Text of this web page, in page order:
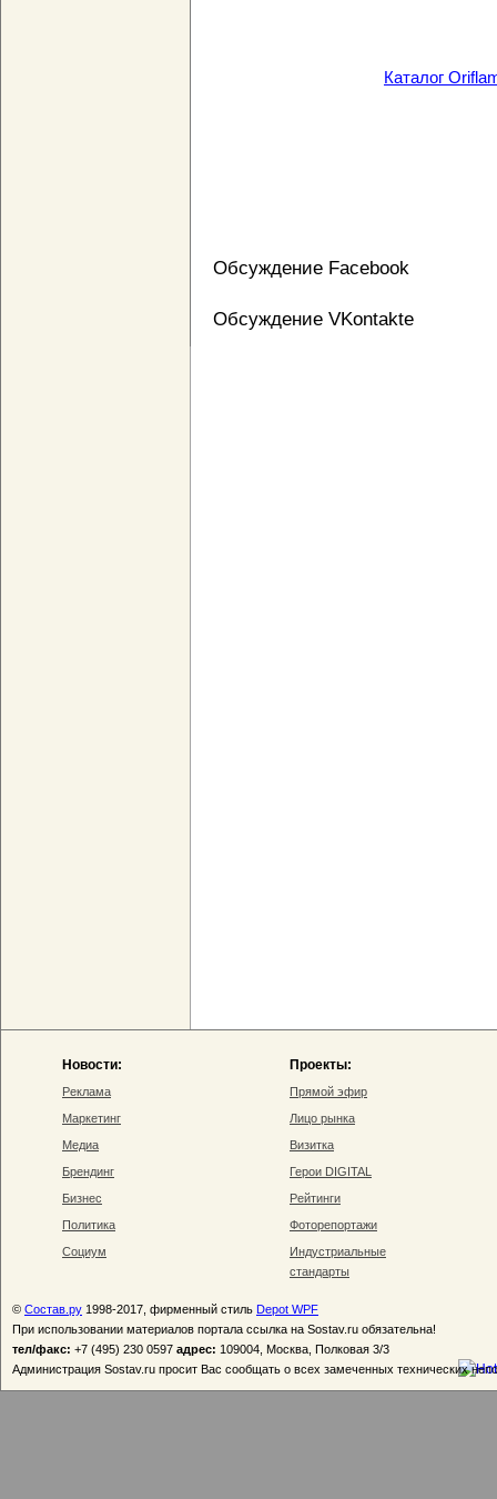
Каталог
Обсуждение Facebook
Обсуждение VKontakte
Новости:
Реклама
Маркетинг
Медиа
Брендинг
Бизнес
Политика
Социум
Проекты:
Прямой эфир
Лицо рынка
Визитка
Герои DIGITAL
Рейтинги
Фоторепортажи
Индустриальные
стандарты
© Состав.ру 1998-2017, фирменный стиль Depot WPF
При использовании материалов портала ссылка на Sostav.ru обязательна!
тел/факс: +7 (495) 230 0597 адрес: 109004, Москва, Полковая 3/3
Администрация Sostav.ru просит Вас сообщать о всех замеченных технических